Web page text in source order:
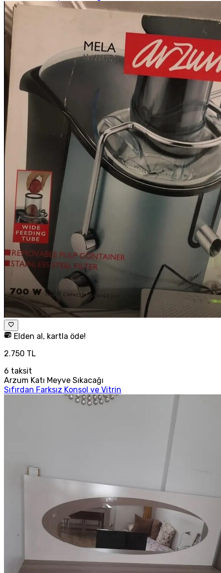
Elden al, kartla öde!
2.750 TL
6 taksit
Arzum Katı Meyve Sıkacağı
Sıfırdan Farksız Konsol ve Vitrin